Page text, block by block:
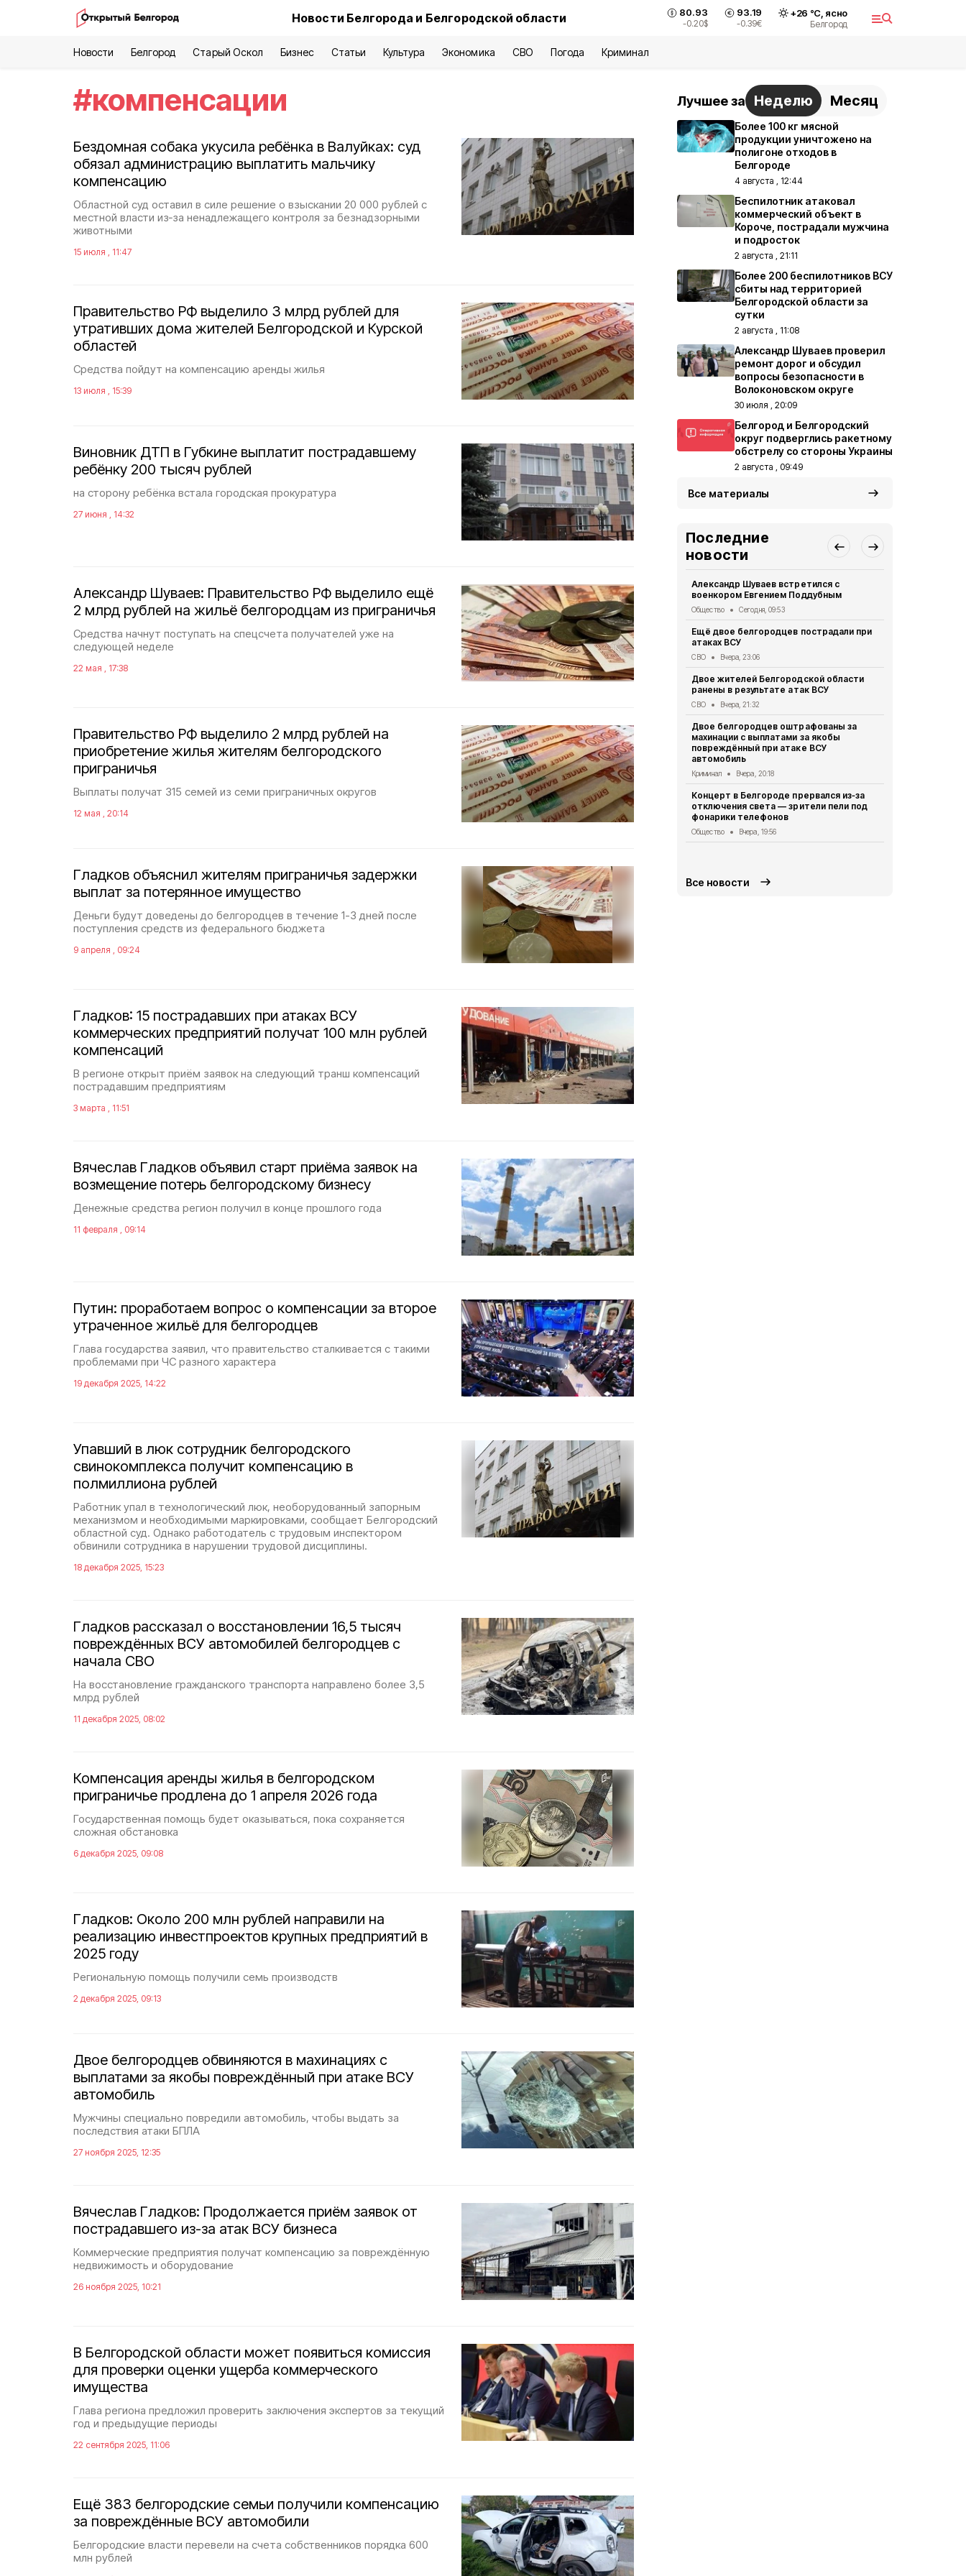
Новости Белгорода и Белгородской области 80.93
-0.20$
93.19
-0.39€
+26 °С, ясно
Белгород
Новости Белгород Старый Оскол Бизнес Статьи Культура Экономика СВО Погода Криминал
#компенсации
Бездомная собака укусила ребёнка в Валуйках: суд
обязал администрацию выплатить мальчику
компенсацию
Областной суд оставил в силе решение о взыскании 20 000 рублей с
местной власти из‑за ненадлежащего контроля за безнадзорными
животными
15 июля , 11:47
Правительство РФ выделило 3 млрд рублей для
утративших дома жителей Белгородской и Курской
областей
Средства пойдут на компенсацию аренды жилья
13 июля , 15:39
Виновник ДТП в Губкине выплатит пострадавшему
ребёнку 200 тысяч рублей
на сторону ребёнка встала городская прокуратура
27 июня , 14:32
Александр Шуваев: Правительство РФ выделило ещё
2 млрд рублей на жильё белгородцам из приграничья
Средства начнут поступать на спецсчета получателей уже на
следующей неделе
22 мая , 17:38
Правительство РФ выделило 2 млрд рублей на
приобретение жилья жителям белгородского
приграничья
Выплаты получат 315 семей из семи приграничных округов
12 мая , 20:14
Гладков объяснил жителям приграничья задержки
выплат за потерянное имущество
Деньги будут доведены до белгородцев в течение 1-3 дней после
поступления средств из федерального бюджета
9 апреля , 09:24
Гладков: 15 пострадавших при атаках ВСУ
коммерческих предприятий получат 100 млн рублей
компенсаций
В регионе открыт приём заявок на следующий транш компенсаций
пострадавшим предприятиям
3 марта , 11:51
Вячеслав Гладков объявил старт приëма заявок на
возмещение потерь белгородскому бизнесу
Денежные средства регион получил в конце прошлого года
11 февраля , 09:14
Путин: проработаем вопрос о компенсации за второе
утраченное жильё для белгородцев
Глава государства заявил, что правительство сталкивается с такими
проблемами при ЧС разного характера
19 декабря 2025, 14:22
Упавший в люк сотрудник белгородского
свинокомплекса получит компенсацию в
полмиллиона рублей
Работник упал в технологический люк, необорудованный запорным
механизмом и необходимыми маркировками, сообщает Белгородский
областной суд. Однако работодатель с трудовым инспектором
обвинили сотрудника в нарушении трудовой дисциплины.
18 декабря 2025, 15:23
Гладков рассказал о восстановлении 16,5 тысяч
повреждённых ВСУ автомобилей белгородцев с
начала СВО
На восстановление гражданского транспорта направлено более 3,5
млрд рублей
11 декабря 2025, 08:02
Компенсация аренды жилья в белгородском
приграничье продлена до 1 апреля 2026 года
Государственная помощь будет оказываться, пока сохраняется
сложная обстановка
6 декабря 2025, 09:08
Гладков: Около 200 млн рублей направили на
реализацию инвестпроектов крупных предприятий в
2025 году
Региональную помощь получили семь производств
2 декабря 2025, 09:13
Двое белгородцев обвиняются в махинациях с
выплатами за якобы повреждённый при атаке ВСУ
автомобиль
Мужчины специально повредили автомобиль, чтобы выдать за
последствия атаки БПЛА
27 ноября 2025, 12:35
Вячеслав Гладков: Продолжается приём заявок от
пострадавшего из-за атак ВСУ бизнеса
Коммерческие предприятия получат компенсацию за повреждённую
недвижимость и оборудование
26 ноября 2025, 10:21
В Белгородской области может появиться комиссия
для проверки оценки ущерба коммерческого
имущества
Глава региона предложил проверить заключения экспертов за текущий
год и предыдущие периоды
22 сентября 2025, 11:06
Ещё 383 белгородские семьи получили компенсацию
за повреждённые ВСУ автомобили
Белгородские власти перевели на счета собственников порядка 600
млн рублей
Лучшее за Неделю Месяц
Более 100 кг мясной
продукции уничтожено на
полигоне отходов в
Белгороде
4 августа , 12:44
Беспилотник атаковал
коммерческий объект в
Короче, пострадали мужчина
и подросток
2 августа , 21:11
Более 200 беспилотников ВСУ
сбиты над территорией
Белгородской области за
сутки
2 августа , 11:08
Александр Шуваев проверил
ремонт дорог и обсудил
вопросы безопасности в
Волоконовском округе
30 июля , 20:09
Белгород и Белгородский
округ подверглись ракетному
обстрелу со стороны Украины
2 августа , 09:49
Все материалы
Последние
новости
Александр Шуваев встретился с
военкором Евгением Поддубным
Общество Сегодня, 09:53
Ещё двое белгородцев пострадали при
атаках ВСУ
СВО Вчера, 23:06
Двое жителей Белгородской области
ранены в результате атак ВСУ
СВО Вчера, 21:32
Двое белгородцев оштрафованы за
махинации с выплатами за якобы
повреждённый при атаке ВСУ
автомобиль
Криминал Вчера, 20:18
Концерт в Белгороде прервался из‑за
отключения света — зрители пели под
фонарики телефонов
Общество Вчера, 19:56
Все новости